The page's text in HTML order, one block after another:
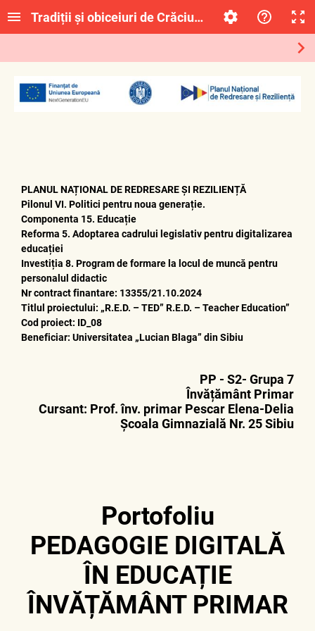
Tradiții și obiceiuri de Crăciun în România
PLANUL NAȚIONAL DE REDRESARE ȘI REZILIENȚĂ
Pilonul VI. Politici pentru noua generație.
Componenta 15. Educație
Reforma 5. Adoptarea cadrului legislativ pentru digitalizarea
educației
Investiția 8. Program de formare la locul de muncă pentru
personalul didactic
Nr contract finantare: 13355/21.10.2024
Titlul proiectului: „R.E.D. – TED” R.E.D. – Teacher Education”
Cod proiect: ID_08
Beneficiar: Universitatea „Lucian Blaga” din Sibiu
PP - S2- Grupa 7
Învățământ Primar
Cursant: Prof. înv. primar Pescar Elena-Delia
Școala Gimnazială Nr. 25 Sibiu
Portofoliu
PEDAGOGIE DIGITALĂ
ÎN EDUCAȚIE
ÎNVĂȚĂMÂNT PRIMAR